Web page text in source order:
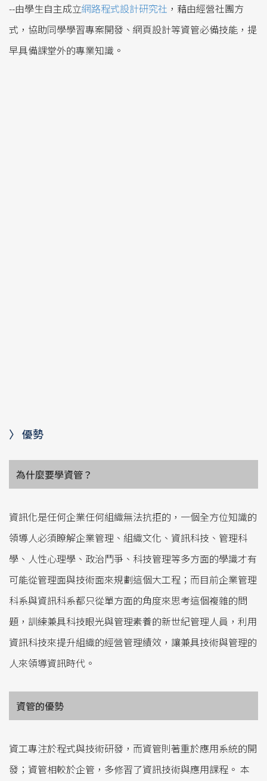
--由學生自主成立網路程式設計研究社 ，藉由經營社團方
式，協助同學學習專案開發、網頁設計等資管必備技能，提
早具備課堂外的專業知識。
〉 優勢
為什麼要學資管？
資訊化是任何企業任何組織無法抗拒的，一個全方位知識的
領導人必須瞭解企業管理、組織文化、資訊科技、管理科
學、人性心理學、政治鬥爭、科技管理等多方面的學識才有
可能從管理面與技術面來規劃這個大工程；而目前企業管理
科系與資訊科系都只從單方面的角度來思考這個複雜的問
題，訓練兼具科技眼光與管理素養的新世紀管理人員，利用
資訊科技來提升組織的經營管理績效，讓兼具技術與管理的
人來領導資訊時代。
資管的優勢
資工專注於程式與技術研發，而資管則著重於應用系統的開
發；資管相較於企管，多修習了資訊技術與應用課程。 本